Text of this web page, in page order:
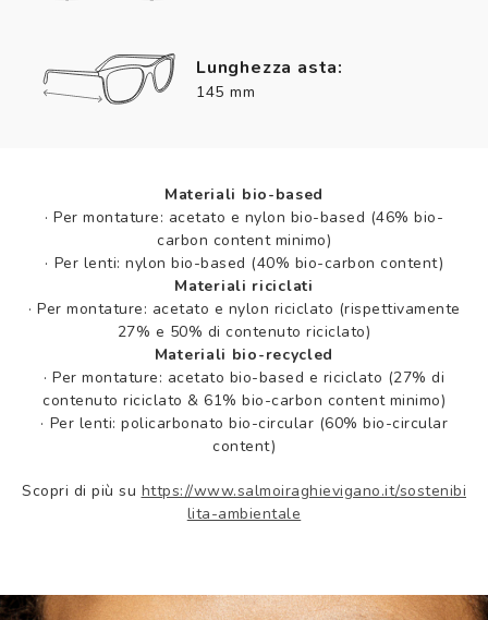
Lunghezza asta:
145 mm
Materiali bio-based
· Per montature: acetato e nylon bio-based (46% bio-
carbon content minimo)
· Per lenti: nylon bio-based (40% bio-carbon content)
Materiali riciclati
· Per montature: acetato e nylon riciclato (rispettivamente
27% e 50% di contenuto riciclato)
Materiali bio-recycled
· Per montature: acetato bio-based e riciclato (27% di
contenuto riciclato & 61% bio-carbon content minimo)
· Per lenti: policarbonato bio-circular (60% bio-circular
content)
Scopri di più su https://www.salmoiraghievigano.it/sostenibi
lita-ambientale